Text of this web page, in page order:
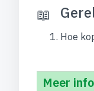
Hoe
Meer